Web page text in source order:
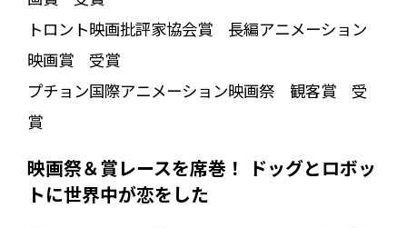
トロント映画批評家協会賞 長編アニメーション
映画賞 受賞
プチョン国際アニメーション映画祭 観客賞 受
賞
映画祭＆賞レースを席巻！ ドッグとロボッ
トに世界中が恋をした